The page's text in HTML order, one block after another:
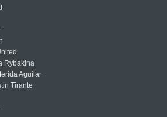
Rybakina
Aguilar
Tirante